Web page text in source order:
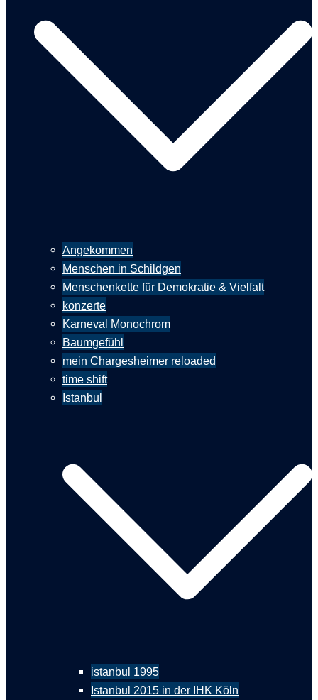
Angekommen
Menschen in Schildgen
Menschenkette für Demokratie & Vielfalt
konzerte
Karneval Monochrom
Baumgefühl
mein Chargesheimer reloaded
time shift
Istanbul
istanbul 1995
Istanbul 2015 in der IHK Köln